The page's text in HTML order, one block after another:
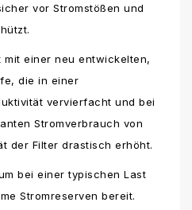
vor Stromstößen und
mit einer neu entwickelten,
die in einer
vervierfacht und bei
Stromverbrauch von
der Filter drastisch erhöht.
bei einer typischen Last
Stromreserven bereit.